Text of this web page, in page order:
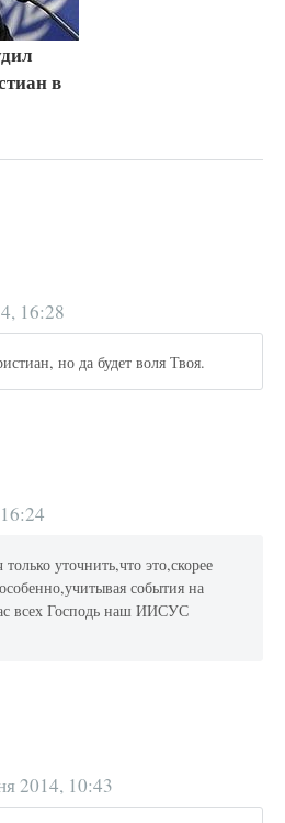
в
16:28
но да будет воля Твоя.
уточнить,что это,скорее
события на
всех Господь наш ИИСУС
2014, 10:43